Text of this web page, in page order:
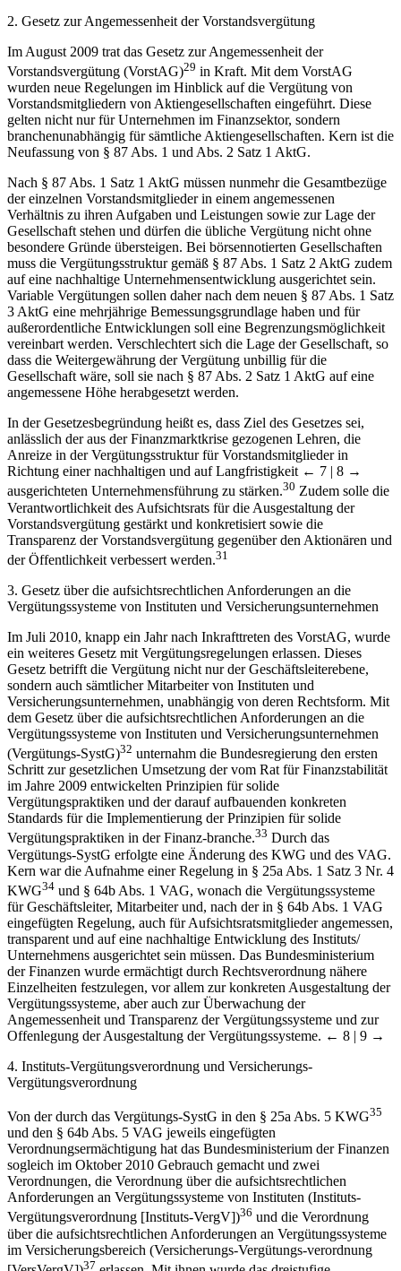
2. Gesetz zur Angemessenheit der Vorstandsvergütung
Im August 2009 trat das Gesetz zur Angemessenheit der
Vorstandsvergütung (VorstAG)29 in Kraft. Mit dem VorstAG
wurden neue Regelungen im Hinblick auf die Vergütung von
Vorstandsmitgliedern von Aktiengesellschaften eingeführt. Diese
gelten nicht nur für Unternehmen im Finanzsektor, sondern
branchenunabhängig für sämtliche Aktiengesellschaften. Kern ist die
Neufassung von § 87 Abs. 1 und Abs. 2 Satz 1 AktG.
Nach § 87 Abs. 1 Satz 1 AktG müssen nunmehr die Gesamtbezüge
der einzelnen Vorstandsmitglieder in einem angemessenen
Verhältnis zu ihren Aufgaben und Leistungen sowie zur Lage der
Gesellschaft stehen und dürfen die übliche Vergütung nicht ohne
besondere Gründe übersteigen. Bei börsennotierten Gesellschaften
muss die Vergütungsstruktur gemäß § 87 Abs. 1 Satz 2 AktG zudem
auf eine nachhaltige Unternehmensentwicklung ausgerichtet sein.
Variable Vergütungen sollen daher nach dem neuen § 87 Abs. 1 Satz
3 AktG eine mehrjährige Bemessungsgrundlage haben und für
außerordentliche Entwicklungen soll eine Begrenzungsmöglichkeit
vereinbart werden. Verschlechtert sich die Lage der Gesellschaft, so
dass die Weitergewährung der Vergütung unbillig für die
Gesellschaft wäre, soll sie nach § 87 Abs. 2 Satz 1 AktG auf eine
angemessene Höhe herabgesetzt werden.
In der Gesetzesbegründung heißt es, dass Ziel des Gesetzes sei,
anlässlich der aus der Finanzmarktkrise gezogenen Lehren, die
Anreize in der Vergütungsstruktur für Vorstandsmitglieder in
Richtung einer nachhaltigen und auf Langfristigkeit ← 7 | 8 →
ausgerichteten Unternehmensführung zu stärken.30 Zudem solle die
Verantwortlichkeit des Aufsichtsrats für die Ausgestaltung der
Vorstandsvergütung gestärkt und konkretisiert sowie die
Transparenz der Vorstandsvergütung gegenüber den Aktionären und
der Öffentlichkeit verbessert werden.31
3. Gesetz über die aufsichtsrechtlichen Anforderungen an die
Vergütungssysteme von Instituten und Versicherungsunternehmen
Im Juli 2010, knapp ein Jahr nach Inkrafttreten des VorstAG, wurde
ein weiteres Gesetz mit Vergütungsregelungen erlassen. Dieses
Gesetz betrifft die Vergütung nicht nur der Geschäftsleiterebene,
sondern auch sämtlicher Mitarbeiter von Instituten und
Versicherungsunternehmen, unabhängig von deren Rechtsform. Mit
dem Gesetz über die aufsichtsrechtlichen Anforderungen an die
Vergütungssysteme von Instituten und Versicherungsunternehmen
(Vergütungs-SystG)32 unternahm die Bundesregierung den ersten
Schritt zur gesetzlichen Umsetzung der vom Rat für Finanzstabilität
im Jahre 2009 entwickelten Prinzipien für solide
Vergütungspraktiken und der darauf aufbauenden konkreten
Standards für die Implementierung der Prinzipien für solide
Vergütungspraktiken in der Finanz-branche.33 Durch das
Vergütungs-SystG erfolgte eine Änderung des KWG und des VAG.
Kern war die Aufnahme einer Regelung in § 25a Abs. 1 Satz 3 Nr. 4
KWG34 und § 64b Abs. 1 VAG, wonach die Vergütungssysteme
für Geschäftsleiter, Mitarbeiter und, nach der in § 64b Abs. 1 VAG
eingefügten Regelung, auch für Aufsichtsratsmitglieder angemessen,
transparent und auf eine nachhaltige Entwicklung des Instituts/
Unternehmens ausgerichtet sein müssen. Das Bundesministerium
der Finanzen wurde ermächtigt durch Rechtsverordnung nähere
Einzelheiten festzulegen, vor allem zur konkreten Ausgestaltung der
Vergütungssysteme, aber auch zur Überwachung der
Angemessenheit und Transparenz der Vergütungssysteme und zur
Offenlegung der Ausgestaltung der Vergütungssysteme. ← 8 | 9 →
4. Instituts-Vergütungsverordnung und Versicherungs-
Vergütungsverordnung
Von der durch das Vergütungs-SystG in den § 25a Abs. 5 KWG35
und den § 64b Abs. 5 VAG jeweils eingefügten
Verordnungsermächtigung hat das Bundesministerium der Finanzen
sogleich im Oktober 2010 Gebrauch gemacht und zwei
Verordnungen, die Verordnung über die aufsichtsrechtlichen
Anforderungen an Vergütungssysteme von Instituten (Instituts-
Vergütungsverordnung [Instituts-VergV])36 und die Verordnung
über die aufsichtsrechtlichen Anforderungen an Vergütungssysteme
im Versicherungsbereich (Versicherungs-Vergütungs-verordnung
37